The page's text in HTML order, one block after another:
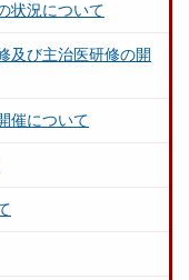
状況について
及び主治医研修の開
催について